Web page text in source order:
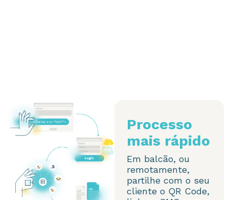
Processo
mais rápido
Em balcão, ou
remotamente,
partilhe com o seu
cliente o QR Code,